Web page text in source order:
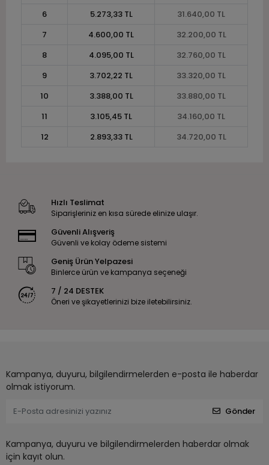
6
5.273,33 TL
31.640,00 TL
7
4.600,00 TL
32.200,00 TL
8
4.095,00 TL
32.760,00 TL
9
3.702,22 TL
33.320,00 TL
10
3.388,00 TL
33.880,00 TL
11
3.105,45 TL
34.160,00 TL
12
2.893,33 TL 34.720,00 TL
Hızlı Teslimat
Siparişleriniz en kısa sürede elinize ulaşır.
Güvenli Alışveriş
Güvenli ve kolay ödeme sistemi
Geniş Ürün Yelpazesi
Binlerce ürün ve kampanya seçeneği
7 / 24 DESTEK
Öneri ve şikayetlerinizi bize iletebilirsiniz.
Kampanya, duyuru, bilgilendirmelerden e-posta ile haberdar
olmak istiyorum.
Gönder
Kampanya, duyuru ve bilgilendirmelerden haberdar olmak
için kayıt olun.